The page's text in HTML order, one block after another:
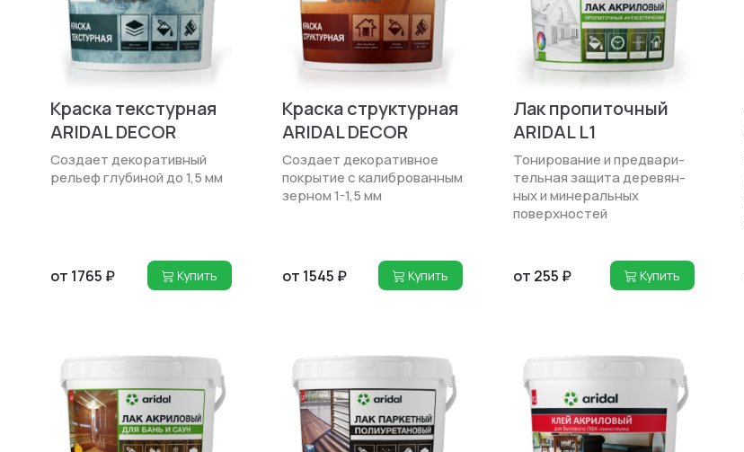
Краска текстурная
ARIDAL DECOR
Создает декоративный
рельеф глубиной до 1,5 мм
от 1765 ₽ Купить
Краска структурная
ARIDAL DECOR
Создает декоративное
покрытие с калибро­ванным
зерном 1-1,5 мм
от 1545 ₽ Купить
Лак пропиточный
ARIDAL L1
Тонирование и предвари­
тельная защита деревян­
ных и минеральных
поверхностей
от 255 ₽ Купить